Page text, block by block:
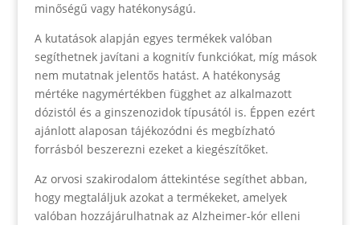
minőségű vagy hatékonyságú.
A kutatások alapján egyes termékek valóban
segíthetnek javítani a kognitív funkciókat, míg mások
nem mutatnak jelentős hatást. A hatékonyság
mértéke nagymértékben függhet az alkalmazott
dózistól és a ginszenozidok típusától is. Éppen ezért
ajánlott alaposan tájékozódni és megbízható
forrásból beszerezni ezeket a kiegészítőket.
Az orvosi szakirodalom áttekintése segíthet abban,
hogy megtaláljuk azokat a termékeket, amelyek
valóban hozzájárulhatnak az Alzheimer-kór elleni